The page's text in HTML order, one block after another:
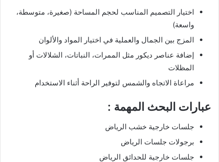
اختيار التصميم المناسب لحجم المساحة (صغيرة، متوسطة،
واسعة)
المزج بين الجمال والعملية في اختيار المواد والألوان
إضافة عناصر ديكور مثل الممرات، النباتات، الشلالات أو
المظلات
مراعاة الاتجاه والشمس لتوفير الراحة أثناء الاستخدام
عبارات البحث المهمة :
جلسات خارجية خشب الرياض
برجولات جلسات الرياض
جلسات خارجية للحدائق الرياض